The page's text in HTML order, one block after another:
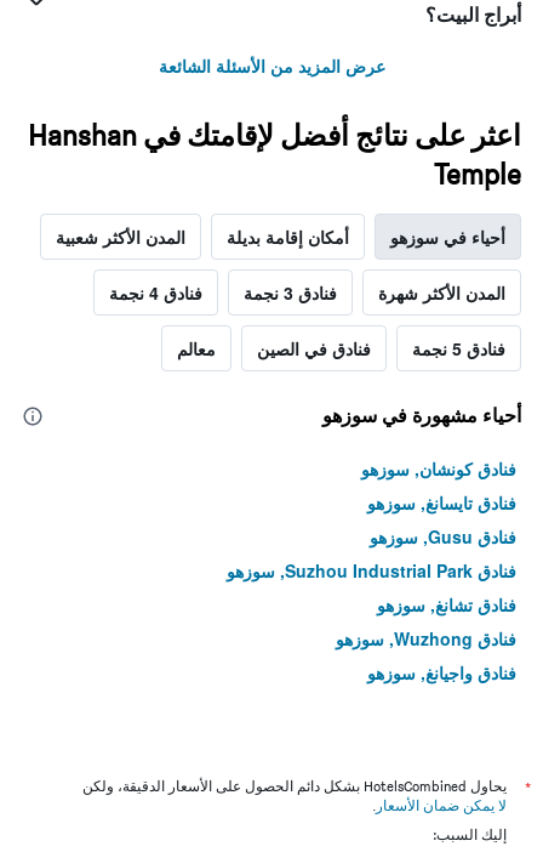
أبراج البيت؟
عرض المزيد من الأسئلة الشائعة
اعثر على نتائج أفضل لإقامتك في Hanshan
Temple
أحياء في سوزهو أمكان إقامة بديلة المدن الأكثر شعبية
المدن الأكثر شهرة فنادق 3 نجمة فنادق 4 نجمة
فنادق 5 نجمة فنادق في الصين معالم
أحياء مشهورة في سوزهو
فنادق كونشان, سوزهو
فنادق تايسانغ, سوزهو
فنادق Gusu, سوزهو
فنادق Suzhou Industrial Park, سوزهو
فنادق تشانغ, سوزهو
فنادق Wuzhong, سوزهو
فنادق واجيانغ, سوزهو
*
يحاول HotelsCombined بشكل دائم الحصول على الأسعار الدقيقة، ولكن
لا يمكن ضمان الأسعار .
إليك السبب: